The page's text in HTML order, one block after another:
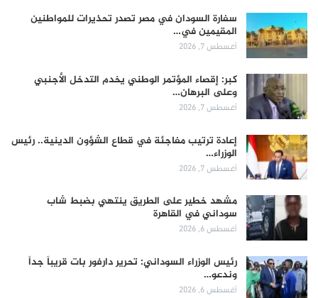
سفارة السودان في مصر تصدر تحذيرات للمواطنين
المقيمين في…
أغسطس 7, 2026
كبر: إقصاء المؤتمر الوطني يخدم التدخل الأجنبي
وعلى البرهان…
أغسطس 7, 2026
إعادة ترتيب مفاجئة في قطاع الشؤون الدينية.. رئيس
الوزراء…
أغسطس 7, 2026
مشهد خطير على الطريق ينتهي بضبط شاب
سوداني في القاهرة
أغسطس 6, 2026
رئيس الوزراء السوداني: تحرير دارفور بات قريباً جداً
وندعو…
أغسطس 6, 2026